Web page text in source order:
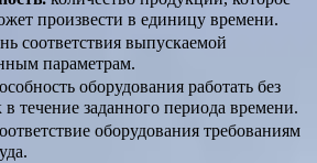
произвести в единицу времени.
соответствия выпускаемой
параметрам.
оборудования работать без
течение заданного периода времени.
оборудования требованиям